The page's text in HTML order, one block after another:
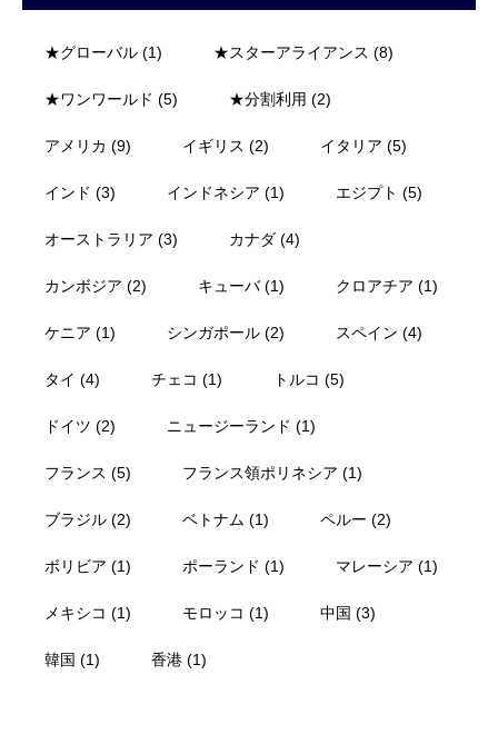
★グローバル (1) ★スターアライアンス (8)
★ワンワールド (5) ★分割利用 (2)
アメリカ (9) イギリス (2) イタリア (5)
インド (3) インドネシア (1) エジプト (5)
オーストラリア (3) カナダ (4)
カンボジア (2) キューバ(1) クロアチア (1)
ケニア (1) シンガポール (2) スペイン (4)
タイ (4) チェコ (1) トルコ (5)
ドイツ (2) ニュージーランド (1)
フランス (5) フランス領ポリネシア (1)
ブラジル (2) ベトナム (1) ペルー (2)
ボリビア (1) ポーランド (1) マレーシア (1)
メキシコ (1) モロッコ (1) 中国 (3)
韓国 (1) 香港 (1)